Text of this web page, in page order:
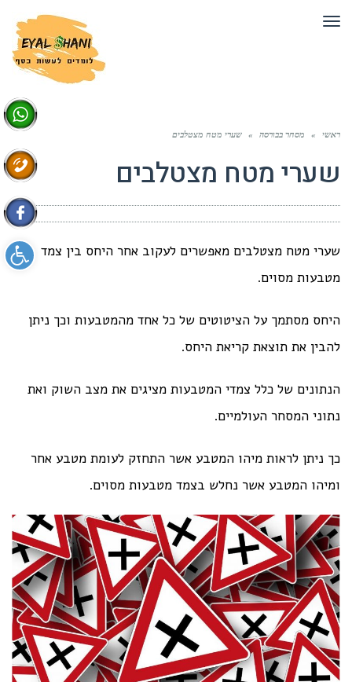
תפריט
ראשי » מסחר בבורסה » שערי מטח מצטלבים
שערי מטח מצטלבים
שערי מטח מצטלבים מאפשרים לעקוב אחר היחס בין צמד
מטבעות מסוים.
היחס מסתמך על הציטוטים של כל אחד מהמטבעות וכך ניתן
להבין את תוצאת קריאת היחס.
הנתונים של כלל צמדי המטבעות מציגים את מצב השוק ואת
נתוני המסחר העולמיים.
כך ניתן לראות מיהו המטבע אשר התחזק לעומת מטבע אחר
ומיהו המטבע אשר נחלש בצמד מטבעות מסוים.
פתח